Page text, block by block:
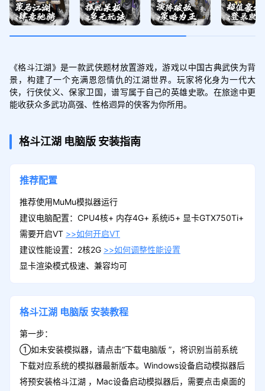
《格斗江湖》是一款武侠题材放置游戏，游戏以中国古典武侠为背
景，构建了一个充满恩怨情仇的江湖世界。玩家将化身为一代大
侠，行侠仗义、保家卫国，谱写属于自己的英雄史歌。在旅途中更
能收获众多武功高强、性格迥异的侠客为你所用。
格斗江湖 电脑版 安装指南
推荐配置
推荐使用MuMu模拟器运行
建议电脑配置：CPU4核+ 内存4G+ 系统i5+ 显卡GTX750Ti+
需要开启VT >>如何开启VT
建议性能设置：2核2G >>如何调整性能设置
显卡渲染模式极速、兼容均可
格斗江湖 电脑版 安装教程
第一步：
①如未安装模拟器，请点击“下载电脑版 ”，将识别当前系统
下载对应系统的模拟器最新版本。Windows设备启动模拟器后
将预安装格斗江湖 ，Mac设备启动模拟器后，需要点击桌面的